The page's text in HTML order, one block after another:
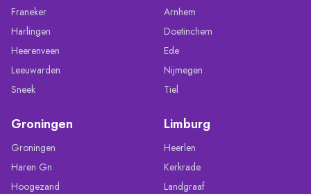
Franeker
Harlingen
Heerenveen
Leeuwarden
Sneek
Arnhem
Doetinchem
Ede
Nijmegen
Tiel
Groningen
Groningen
Haren Gn
Hoogezand
Limburg
Heerlen
Kerkrade
Landgraaf